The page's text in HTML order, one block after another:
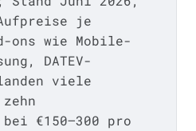
je
ons wie Mobile-
DATEV-
viele
€150–300 pro